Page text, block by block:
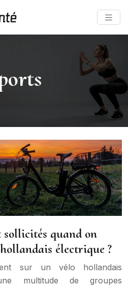
sollicités quand on
électrique ?
sur un vélo hollandais
multitude de groupes